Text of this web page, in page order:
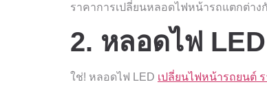
ราคาการเปลี่ยนหลอดไฟหน้ารถแตกต่า
2. หลอดไฟ
ใช่! หลอดไฟ LED เปลี่ยนไฟหน้ารถยนต์